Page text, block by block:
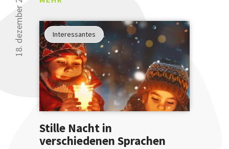
18. dezember 2025 Interessantes
Stille Nacht in
verschiedenen Sprachen
Glauben
Sie uns
nicht?
Testen
Sie uns.